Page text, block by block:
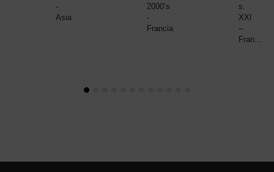
-
Asia
2000’s
-
Francia
s.
XXI
–
Fran...